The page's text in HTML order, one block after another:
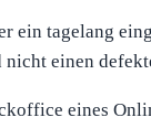
ein tagelang
einen
eines